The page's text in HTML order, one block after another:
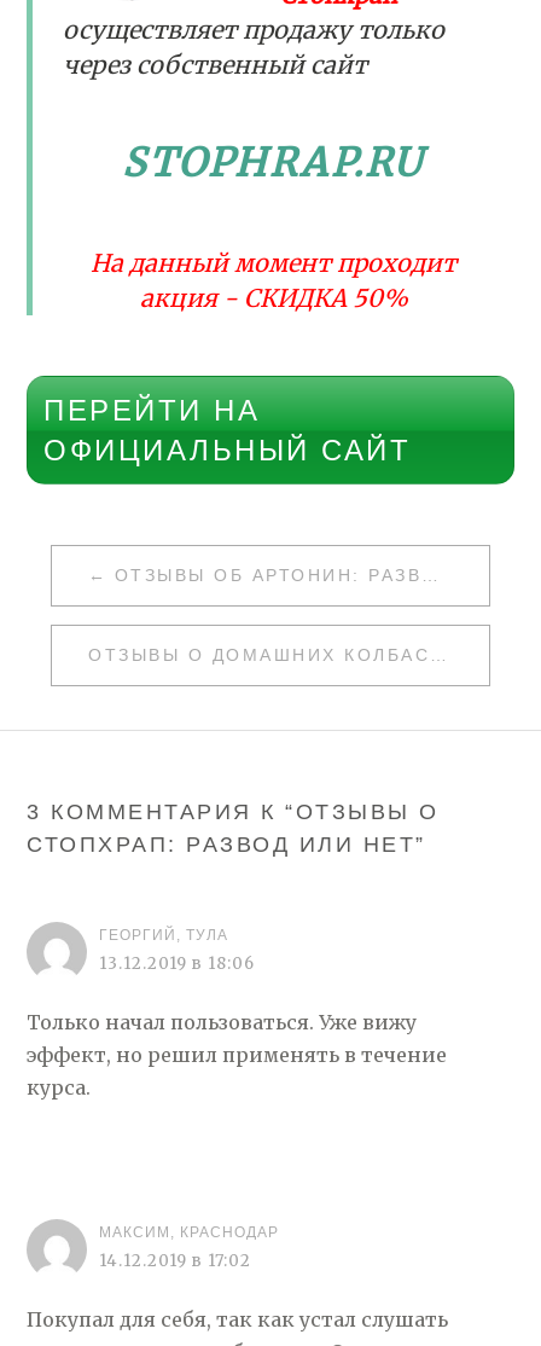
осуществляет продажу только
через собственный сайт
STOPHRAP.RU
На данный момент проходит
акция - СКИДКА 50%
ПЕРЕЙТИ НА
ОФИЦИАЛЬНЫЙ САЙТ
НАВИГАЦИЯ
ПО
ЗАПИСЯМ
ОТЗЫВЫ ОБ АРТОНИН: РАЗВОД ИЛИ НЕТ
ОТЗЫВЫ О ДОМАШНИХ КОЛБАСКАХ: РАЗВОД ИЛИ НЕТ
3 КОММЕНТАРИЯ К “ ОТЗЫВЫ О
СТОПХРАП: РАЗВОД ИЛИ НЕТ”
ГЕОРГИЙ, ТУЛА
13.12.2019 в 18:06
Только начал пользоваться. Уже вижу
эффект, но решил применять в течение
курса.
МАКСИМ, КРАСНОДАР
14.12.2019 в 17:02
Покупал для себя, так как устал слушать